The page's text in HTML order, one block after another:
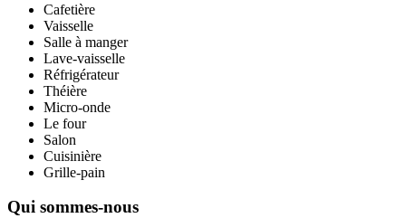
Cafetière
Vaisselle
Salle à manger
Lave-vaisselle
Réfrigérateur
Théière
Micro-onde
Le four
Salon
Cuisinière
Grille-pain
Qui sommes-nous